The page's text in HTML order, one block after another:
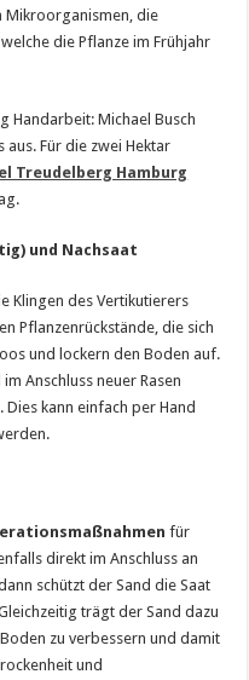
Mikroorganismen, die
die Pflanze im Frühjahr
Handarbeit: Michael Busch
Für die zwei Hektar
Treudelberg Hamburg
und Nachsaat
Klingen des Vertikutierers
Pflanzenrückstände, die sich
und lockern den Boden auf.
Anschluss neuer Rasen
kann einfach per Hand
für
direkt im Anschluss an
schützt der Sand die Saat
trägt der Sand dazu
zu verbessern und damit
und